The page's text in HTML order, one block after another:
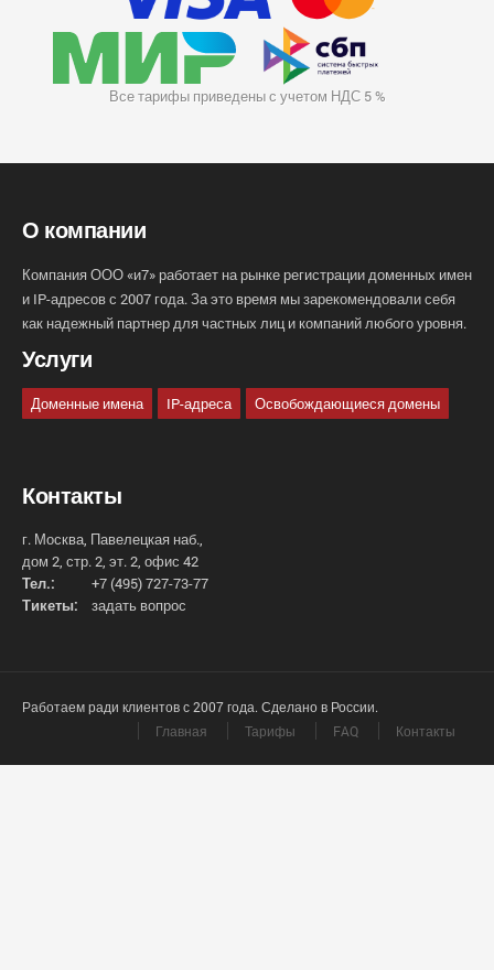
Все тарифы приведены с учетом НДС 5 %
О компании
Компания ООО «и7» работает на рынке регистрации доменных имен
и IP-адресов с 2007 года. За это время мы зарекомендовали себя
как надежный партнер для частных лиц и компаний любого уровня.
Услуги
Доменные имена IP-адреса Освобождающиеся домены
Контакты
г. Москва, Павелецкая наб.,
дом 2, стр. 2, эт. 2, офис 42
Тел.:
+7 (495) 727-73-77
Тикеты:
задать вопрос
Работаем ради клиентов с 2007 года. Сделано в России.
Главная
Тарифы FAQ Контакты